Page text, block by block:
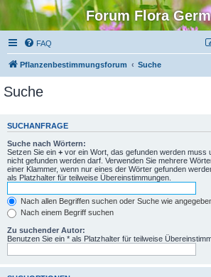
Forum Flora
FAQ
Pflanzenbestimmungsforum Suche
Suche
SUCHANFRAGE
Suche nach Wörtern:
Setzen Sie ein + vor ein Wort, das gefunden werden muss
nicht gefunden werden darf. Verwenden Sie mehrere
einer Klammer, wenn nur eines der Wörter gefunden
als Platzhalter für teilweise Übereinstimmungen.
Nach allen Begriffen suchen oder Suche wie
Nach einem Begriff suchen
Zu suchender Autor:
Benutzen Sie ein * als Platzhalter für teilweise